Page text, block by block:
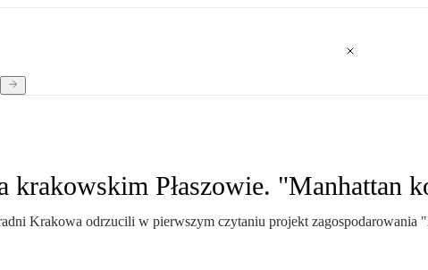
krakowskim Płaszowie. "Manhattan
Krakowa odrzucili w pierwszym czytaniu projekt zagospodarowania